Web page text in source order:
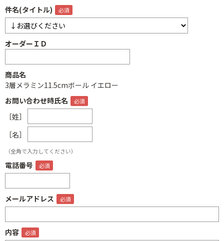
件名(タイトル)
オーダーＩＤ
商品名
3層メラミン11.5cmボール イエロー
お問い合わせ時氏名
［姓］
［名］
（全角で入力してください）
電話番号
メールアドレス
内容